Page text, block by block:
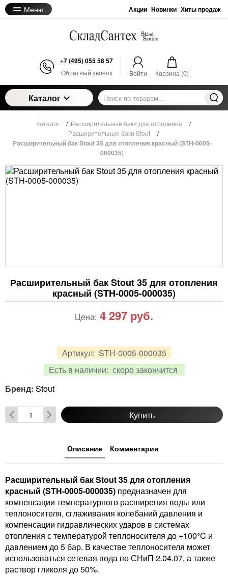
Меню Акции Новинки Хиты продаж
+7 (495) 055 58 57
Обратный звонок Войти Корзина (0)
Каталог
Каталог / Расширительные баки для отопления
/
Расширительные баки Stout
/
Расширительный бак Stout 35 для отопления красный (STH-0005-
000035)
Расширительный бак Stout 35 для отопления
красный (STH-0005-000035)
Артикул: STH-0005-000035
Есть в наличии: скоро закончится
Цена: 4 297 руб.
Бренд: Stout
Купить
Описание Комментарии
Расширительный бак Stout 35 для отопления
красный (STH-0005-000035) предназначен для
компенсации температурного расширения воды или
теплоносителя, сглаживания колебаний давления и
компенсации гидравлических ударов в системах
отопления с температурой теплоносителя до +100°C и
давлением до 5 бар. В качестве теплоносителя может
использоваться сетевая вода по СНиП 2.04.07, а также
раствор гликоля до 50%.